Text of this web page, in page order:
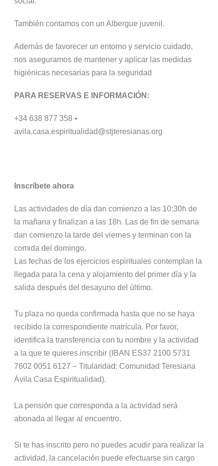
También contamos con un Albergue juvenil.
Además de favorecer un entorno y servicio cuidado,
nos aseguramos de mantener y aplicar las medidas
higiénicas necesarias para la seguridad
PARA RESERVAS E INFORMACIÓN:
+34 638 877 358 •
avila.casa.espiritualidad@stjteresianas.org
Inscríbete ahora
Las actividades de día dan comienzo a las 10:30h de
la mañana y finalizan a las 18h. Las de fin de semana
dan comienzo la tarde del viernes y terminan con la
comida del domingo.
Las fechas de los ejercicios espirituales contemplan la
llegada para la cena y alojamiento del primer día y la
salida después del desayuno del último.
Tu plaza no queda confirmada hasta que no se haya
recibido la correspondiente matrícula. Por favor,
identifica la transferencia con tu nombre y la actividad
a la que te quieres inscribir (IBAN ES37 2100 5731
7602 0051 6127 – Titularidad: Comunidad Teresiana
Ávila Casa Espiritualidad).
La pensión que corresponda a la actividad será
abonada al llegar al encuentro.
Si te has inscrito pero no puedes acudir para realizar la
actividad, la cancelación puede efectuarse sin cargo